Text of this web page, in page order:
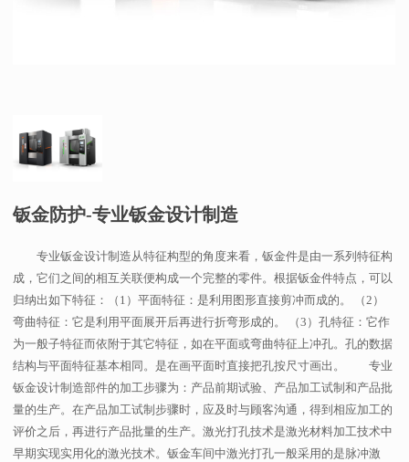
钣金防护-专业钣金设计制造
专业钣金设计制造从特征构型的角度来看，钣金件是由一系列特征构
成，它们之间的相互关联便构成一个完整的零件。根据钣金件特点，可以
归纳出如下特征：（1）平面特征：是利用图形直接剪冲而成的。 （2）
弯曲特征：它是利用平面展开后再进行折弯形成的。 （3）孔特征：它作
为一般子特征而依附于其它特征，如在平面或弯曲特征上冲孔。孔的数据
结构与平面特征基本相同。是在画平面时直接把孔按尺寸画出。 专业
钣金设计制造部件的加工步骤为：产品前期试验、产品加工试制和产品批
量的生产。在产品加工试制步骤时，应及时与顾客沟通，得到相应加工的
评价之后，再进行产品批量的生产。激光打孔技术是激光材料加工技术中
早期实现实用化的激光技术。钣金车间中激光打孔一般采用的是脉冲激